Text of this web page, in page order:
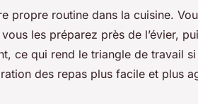
propre routine dans la cuisine.
les préparez près de l’évier,
ce qui rend le triangle de travail
des repas plus facile et plus